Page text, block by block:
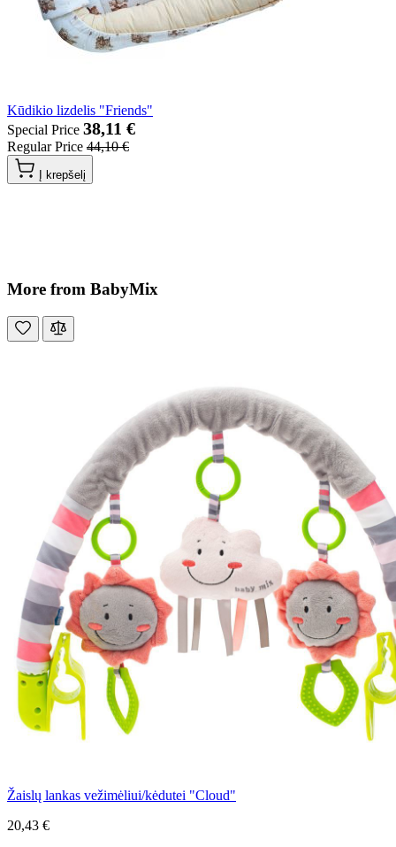
Kūdikio lizdelis "Friends"
Special Price 38,11 €
Regular Price 44,10 €
Į krepšelį
More from BabyMix
Žaislų lankas vežimėliui/kėdutei "Cloud"
20,43 €